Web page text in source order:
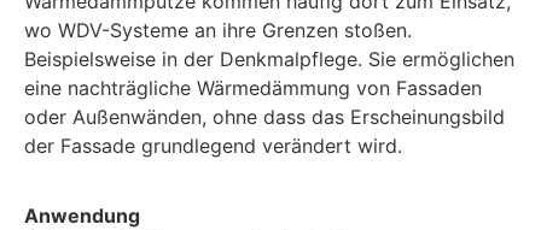
wo WDV-Systeme an ihre Grenzen stoßen.
Beispielsweise in der Denkmalpflege. Sie ermöglichen
eine nachträgliche Wärmedämmung von Fassaden
oder Außenwänden, ohne dass das Erscheinungsbild
der Fassade grundlegend verändert wird.
Anwendung